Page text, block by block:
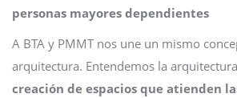
personas mayores dependientes
A BTA y PMMT nos une un mismo
arquitectura. Entendemos la
creación de espacios que atienden